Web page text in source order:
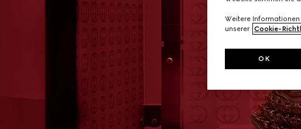
Weitere
unserer Cookie-
OK